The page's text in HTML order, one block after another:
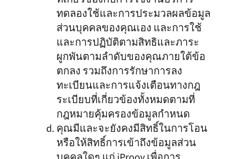
ทดลองใช้และการประมวลผลข้อมูล
ส่วนบุคคลของคุณเอง และการใช้
และการปฏิบัติตามสิทธิและภาระ
ผูกพันตามลำดับของคุณภายใต้ข้อ
ตกลง รวมถึงการรักษาการลง
ทะเบียนและการแจ้งเตือนทางกฎ
ระเบียบที่เกี่ยวข้องทั้งหมดตามที่
กฎหมายคุ้มครองข้อมูลกำหนด
คุณมีและจะยังคงมีสิทธิ์ในการโอน
หรือให้สิทธิ์การเข้าถึงข้อมูลส่วน